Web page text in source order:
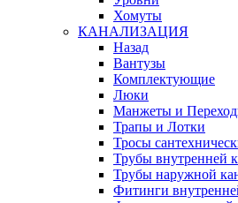
Хомуты
КАНАЛИЗАЦИЯ
Назад
Вантузы
Комплектующие
Люки
Манжеты и
Трапы и Лотки
Тросы
Трубы внутренней
Трубы наружной
Фитинги